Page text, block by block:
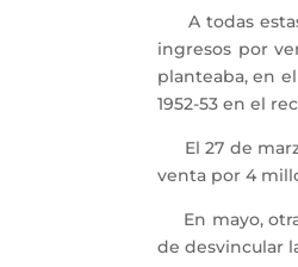
A todas
ingresos por
planteaba, en
1952-53 en el
El 27 de
venta por 4
En mayo,
de desvincular